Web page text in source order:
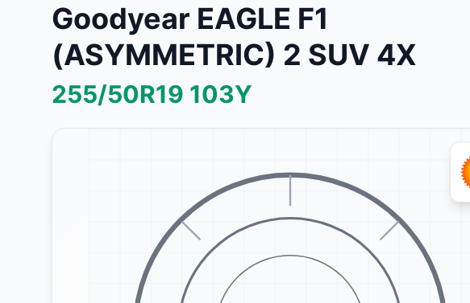
Goodyear EAGLE F1
(ASYMMETRIC) 2 SUV 4X
255/50R19 103Y